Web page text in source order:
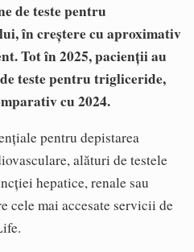
de teste pentru
în creștere cu aproximativ
Tot în 2025, pacienții au
teste pentru trigliceride,
cu 2024.
pentru depistarea
alături de testele
hepatice, renale sau
cele mai accesate servicii de